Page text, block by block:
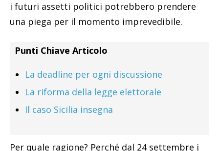
i futuri assetti politici potrebbero prendere
una piega per il momento imprevedibile.
Punti Chiave Articolo
La deadline per ogni discussione
La riforma della legge elettorale
Il caso Sicilia insegna
Per quale ragione? Perché dal 24 settembre i